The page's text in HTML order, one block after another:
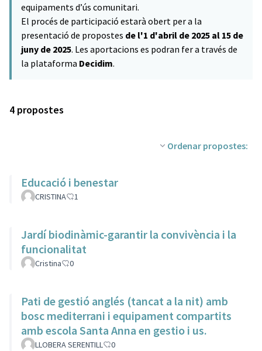
equipaments d’ús comunitari.
El procés de participació estarà obert per a la
presentació de propostes de l'1 d'abril de 2025 al 15 de
juny de 2025. Les aportacions es podran fer a través de
la plataforma Decidim.
4 propostes
Ordenar propostes:
Educació i benestar
CRISTINA 1
Jardí biodinàmic-garantir la convivència i la
funcionalitat
Cristina 0
Pati de gestió anglés (tancat a la nit) amb
bosc mediterrani i equipament compartits
amb escola Santa Anna en gestio i us.
LLOBERA SERENTILL 0